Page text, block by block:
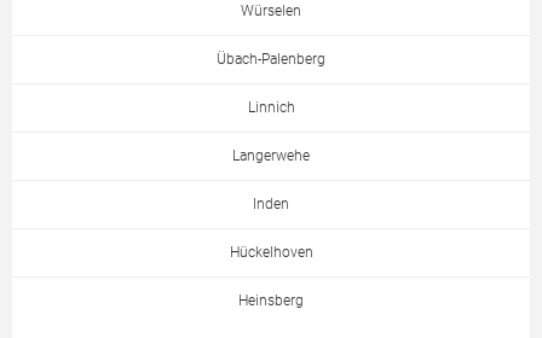
Würselen
Übach-Palenberg
Linnich
Langerwehe
Inden
Hückelhoven
Heinsberg